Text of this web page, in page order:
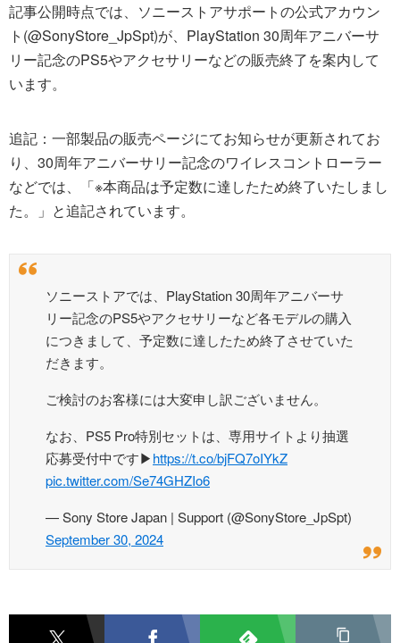
記事公開時点では、ソニーストアサポートの公式アカウン
ト(@SonyStore_JpSpt)が、PlayStation 30周年アニバーサ
リー記念のPS5やアクセサリーなどの販売終了を案内して
います。
追記：一部製品の販売ページにてお知らせが更新されてお
り、30周年アニバーサリー記念のワイレスコントローラー
などでは、「※本商品は予定数に達したため終了いたしまし
た。」と追記されています。
ソニーストアでは、PlayStation 30周年アニバーサ
リー記念のPS5やアクセサリーなど各モデルの購入
につきまして、予定数に達したため終了させていた
だきます。
ご検討のお客様には大変申し訳ございません。
なお、PS5 Pro特別セットは、専用サイトより抽選
応募受付中です▶https://t.co/bjFQ7oIYkZ
pic.twitter.com/Se74GHZIo6
— Sony Store Japan | Support (@SonyStore_JpSpt)
September 30, 2024